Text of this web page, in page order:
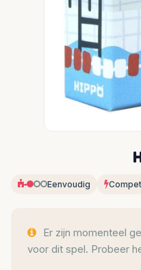
Eenvoudig
Er zijn momenteel
voor dit spel. Probeer